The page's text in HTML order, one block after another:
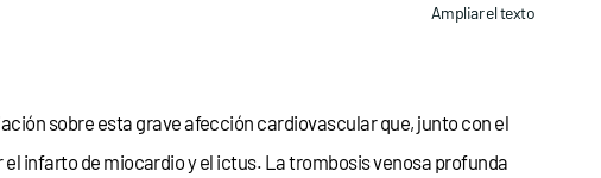
Ampliar el texto
sobre esta grave afección cardiovascular que, junto con el
infarto de miocardio y el ictus. La trombosis venosa profunda